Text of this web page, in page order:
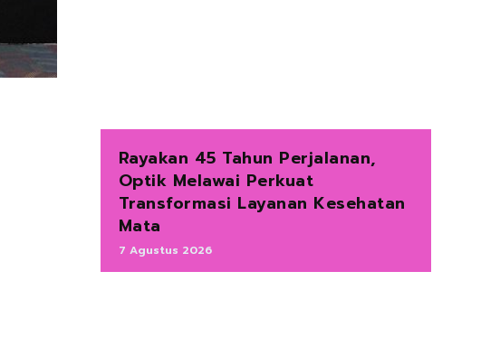
Rayakan 45 Tahun Perjalanan,
Optik Melawai Perkuat
Transformasi Layanan Kesehatan
Mata
7 Agustus 2026